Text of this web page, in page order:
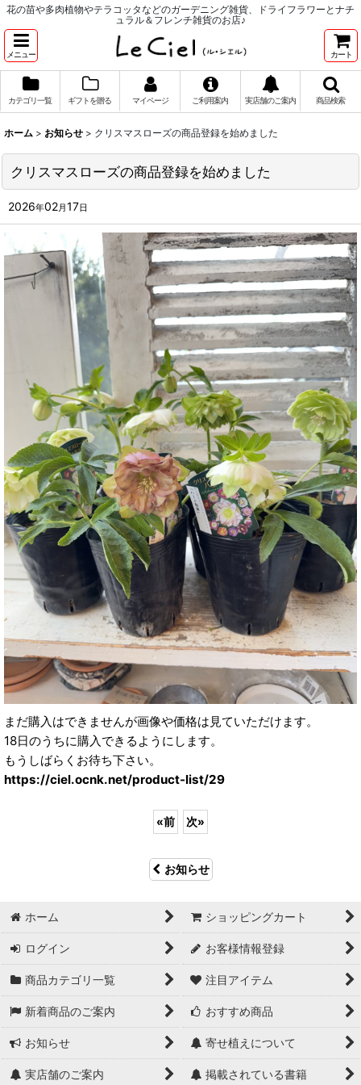
花の苗や多肉植物やテラコッタなどのガーデニング雑貨、ドライフラワーとナチ
ュラル＆フレンチ雑貨のお店♪
メニュー カート
カテゴリ一覧 ギフトを贈る マイページ ご利用案内 実店舗のご案内 商品検索
ホーム > お知らせ > クリスマスローズの商品登録を始めました
クリスマスローズの商品登録を始めました
2026年02月17日
まだ購入はできませんが画像や価格は見ていただけます。
18日のうちに購入できるようにします。
もうしばらくお待ち下さい。
https://ciel.ocnk.net/product-list/29
«前 次»
お知らせ
ホーム ショッピングカート
ログイン お客様情報登録
商品カテゴリ一覧 注目アイテム
新着商品のご案内 おすすめ商品
お知らせ 寄せ植えについて
実店舗のご案内 掲載されている書籍